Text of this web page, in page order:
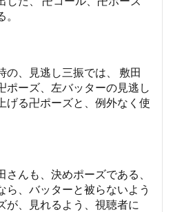
の、見逃し三振では、 敷田
ポーズ、左バッターの見逃し
げる卍ポーズと、例外なく使
んも、決めポーズである、
ら、バッターと被らないよう
が、見れるよう、視聴者に